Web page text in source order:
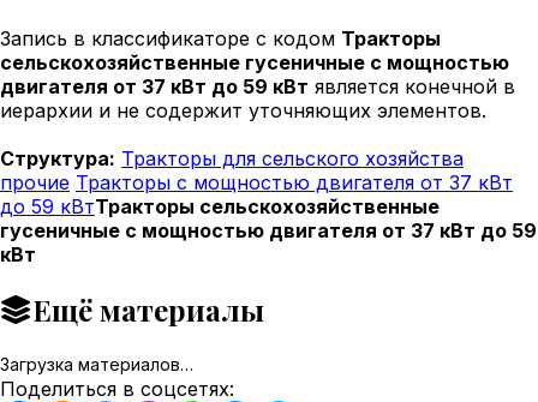
Запись в классификаторе с кодом Тракторы
сельскохозяйственные гусеничные с мощностью
двигателя от 37 кВт до 59 кВт является конечной в
иерархии и не содержит уточняющих элементов.
Структура: Тракторы для сельского хозяйства
прочие Тракторы с мощностью двигателя от 37 кВт
до 59 кВтТракторы сельскохозяйственные
гусеничные с мощностью двигателя от 37 кВт до 59
кВт
Ещё материалы
Загрузка материалов…
Поделиться в соцсетях: